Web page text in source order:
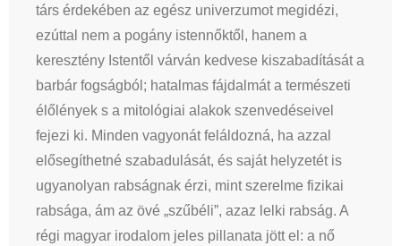
társ érdekében az egész univerzumot megidézi,
ezúttal nem a pogány istennőktől, hanem a
keresztény Istentől várván kedvese kiszabadítását a
barbár fogságból; hatalmas fájdalmát a természeti
élőlények s a mitológiai alakok szenvedéseivel
fejezi ki. Minden vagyonát feláldozná, ha azzal
elősegíthetné szabadulását, és saját helyzetét is
ugyanolyan rabságnak érzi, mint szerelme fizikai
rabsága, ám az övé „szűbéli”, azaz lelki rabság. A
régi magyar irodalom jeles pillanata jött el: a nő